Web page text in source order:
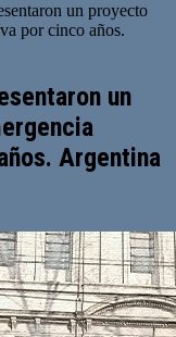
un proyecto
por cinco años.
un
Argentina